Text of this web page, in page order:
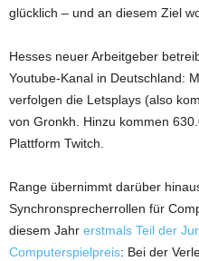
glücklich – und an diesem Ziel
Hesses neuer Arbeitgeber
Youtube-Kanal in Deutschland:
verfolgen die Letsplays (also
von Gronkh. Hinzu kommen
Plattform Twitch.
Range übernimmt darüber
Synchronsprecherrollen für
diesem Jahr erstmals Teil der
Computerspielpreis: Bei der